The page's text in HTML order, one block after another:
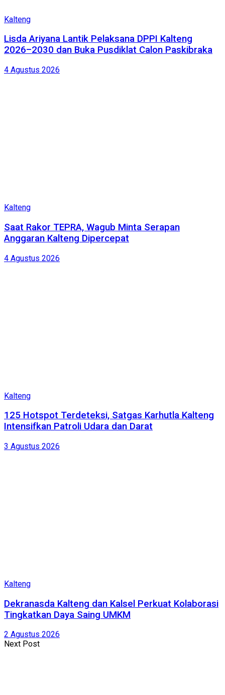
Kalteng
Lisda Ariyana Lantik Pelaksana DPPI Kalteng
2026–2030 dan Buka Pusdiklat Calon Paskibraka
4 Agustus 2026
Kalteng
Saat Rakor TEPRA, Wagub Minta Serapan
Anggaran Kalteng Dipercepat
4 Agustus 2026
Kalteng
125 Hotspot Terdeteksi, Satgas Karhutla Kalteng
Intensifkan Patroli Udara dan Darat
3 Agustus 2026
Kalteng
Dekranasda Kalteng dan Kalsel Perkuat Kolaborasi
Tingkatkan Daya Saing UMKM
2 Agustus 2026
Next Post